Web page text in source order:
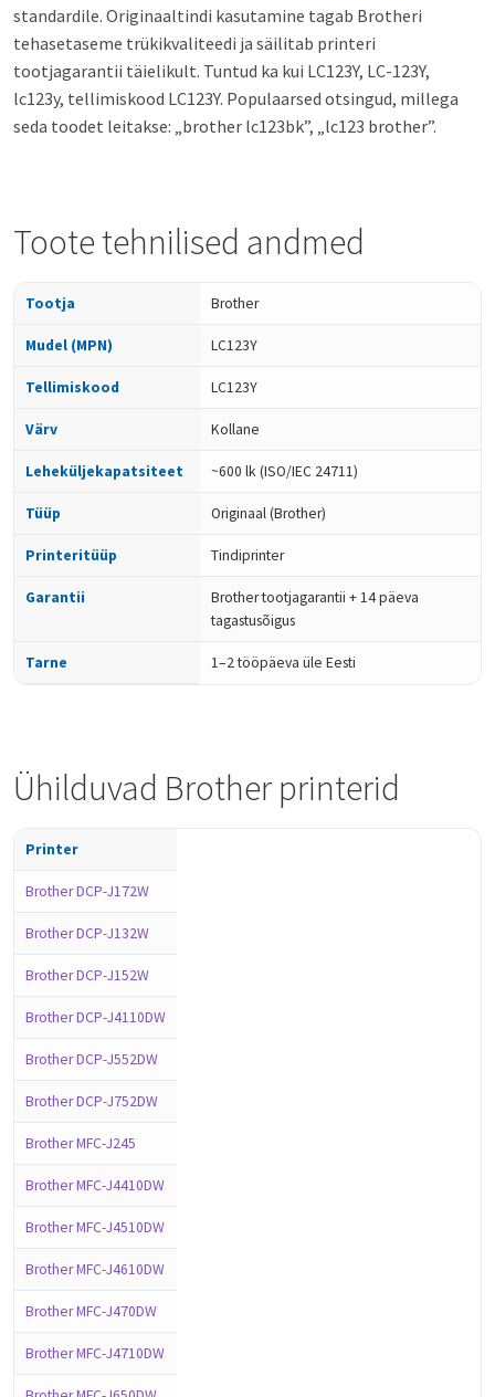
standardile. Originaaltindi kasutamine tagab Brotheri
tehasetaseme trükikvaliteedi ja säilitab printeri
tootjagarantii täielikult. Tuntud ka kui LC123Y, LC-123Y,
lc123y, tellimiskood LC123Y. Populaarsed otsingud, millega
seda toodet leitakse: „brother lc123bk”, „lc123 brother”.
Toote tehnilised andmed
Tootja Brother
Mudel (MPN) LC123Y
Tellimiskood LC123Y
Värv Kollane
Leheküljekapatsiteet ~600 lk (ISO/IEC 24711)
Tüüp Originaal (Brother)
Printeritüüp Tindiprinter
Garantii
Brother tootjagarantii + 14 päeva
tagastusõigus
Tarne 1–2 tööpäeva üle Eesti
Ühilduvad Brother printerid
Printer
Brother DCP-J172W
Brother DCP-J132W
Brother DCP-J152W
Brother DCP-J4110DW
Brother DCP-J552DW
Brother DCP-J752DW
Brother MFC-J245
Brother MFC-J4410DW
Brother MFC-J4510DW
Brother MFC-J4610DW
Brother MFC-J470DW
Brother MFC-J4710DW